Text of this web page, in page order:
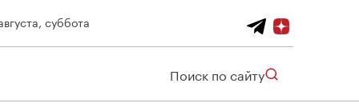
суббота
Поиск по сайту